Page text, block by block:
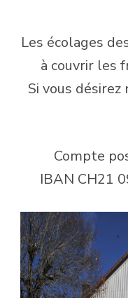
Les écolages
à couvrir les
Si vous
Compte
IBAN CH21